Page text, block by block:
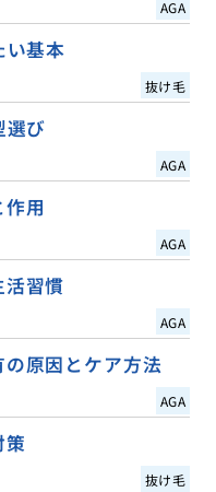
AGA
い基本
抜け毛
選び
AGA
用
AGA
活習慣
AGA
原因とケア方法
AGA
策
抜け毛